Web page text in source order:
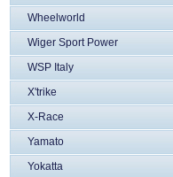
Wheelworld
Wiger Sport Power
WSP Italy
X'trike
X-Race
Yamato
Yokatta